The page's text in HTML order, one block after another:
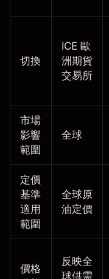
切換
ICE 歐
洲期貨
交易所
市場
影響
範圍
全球
定價
基準
適用
範圍
全球原
油定價
價格
反映全
球供需